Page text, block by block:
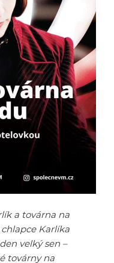
a továrna na
Karlíka
velký sen –
továrny na